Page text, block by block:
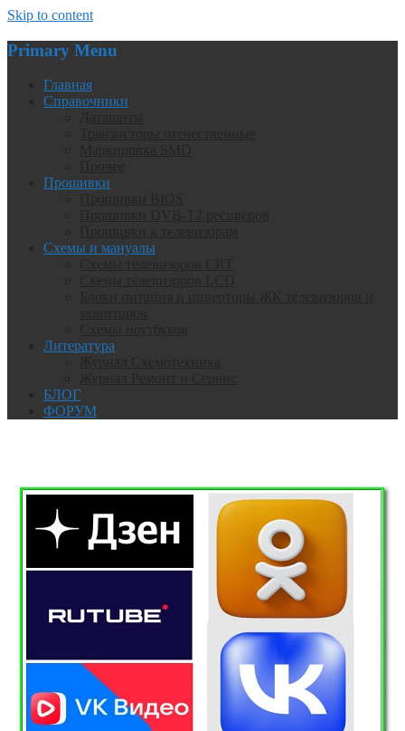
Skip to content
Primary Menu
Главная
Справочники
Прошивки
Схемы и мануалы
Литература
БЛОГ
ФОРУМ